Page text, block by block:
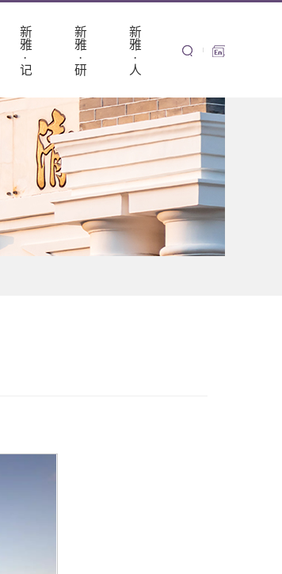
新
雅
·
记
新
雅
·
研
新
雅
·
人